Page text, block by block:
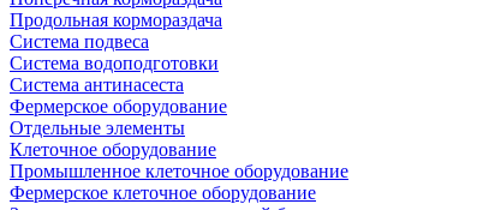
Продольная кормораздача
Система подвеса
Система водоподготовки
Система антинасеста
Фермерское оборудование
Отдельные элементы
Клеточное оборудование
Промышленное клеточное оборудование
Фермерское клеточное оборудование